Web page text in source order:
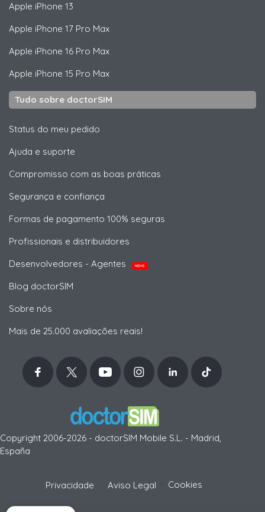
Apple iPhone 13
Apple iPhone 17 Pro Max
Apple iPhone 16 Pro Max
Apple iPhone 15 Pro Max
Tudo sobre doctorSIM
Status do meu pedido
Ajuda e suporte
Compromisso com as boas práticas
Segurança e confiança
Formas de pagamento 100% seguras
Profissionais e distribuidores
Desenvolvedores - Agentes
NOVO
Blog doctorSIM
Sobre nós
Mais de 25.000 avaliações reais!
Copyright 2006-2026 - doctorSIM Mobile S.L. - Madrid,
España
Privacidade Aviso Legal Cookies